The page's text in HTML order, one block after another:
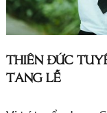
THIÊN ĐỨC
TANG LỄ